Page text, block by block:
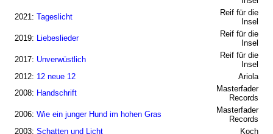
2021: Tageslicht
Reif für die
Insel
2019: Liebeslieder
Reif für die
Insel
2017: Unverwüstlich
Reif für die
Insel
2012: 12 neue 12
Ariola
2008: Handschrift
Masterfader
Records
2006: Wie ein junger Hund im hohen Gras
Masterfader
Records
2003: Schatten und Licht
Koch